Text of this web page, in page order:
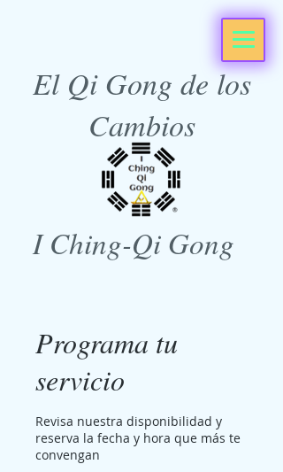
El Qi Gong de los
Cambios
I Ching-Qi Gong
Programa tu
servicio
Revisa nuestra disponibilidad y
reserva la fecha y hora que más te
convengan